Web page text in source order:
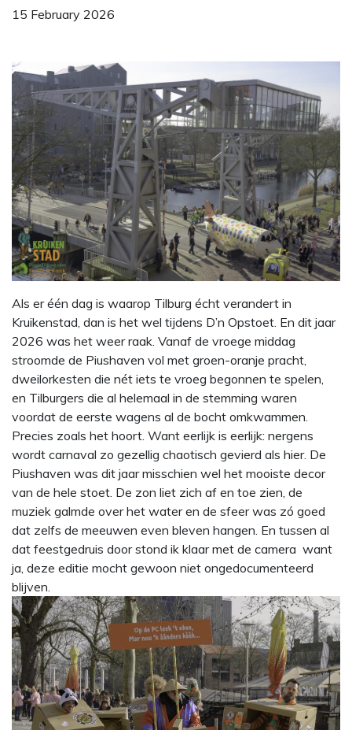
15 February 2026
Als er één dag is waarop Tilburg écht verandert in
Kruikenstad, dan is het wel tijdens D’n Opstoet. En dit jaar
2026 was het weer raak. Vanaf de vroege middag
stroomde de Piushaven vol met groen-oranje pracht,
dweilorkesten die nét iets te vroeg begonnen te spelen,
en Tilburgers die al helemaal in de stemming waren
voordat de eerste wagens al de bocht omkwammen.
Precies zoals het hoort. Want eerlijk is eerlijk: nergens
wordt carnaval zo gezellig chaotisch gevierd als hier. De
Piushaven was dit jaar misschien wel het mooiste decor
van de hele stoet. De zon liet zich af en toe zien, de
muziek galmde over het water en de sfeer was zó goed
dat zelfs de meeuwen even bleven hangen. En tussen al
dat feestgedruis door stond ik klaar met de camera want
ja, deze editie mocht gewoon niet ongedocumenteerd
blijven.